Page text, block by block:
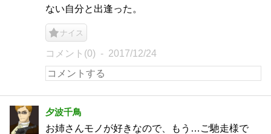
ない自分と出逢った。
ナイス
コメント(0) 2017/12/24
夕波千鳥
お姉さんモノが好きなので、もう…ご馳走様で